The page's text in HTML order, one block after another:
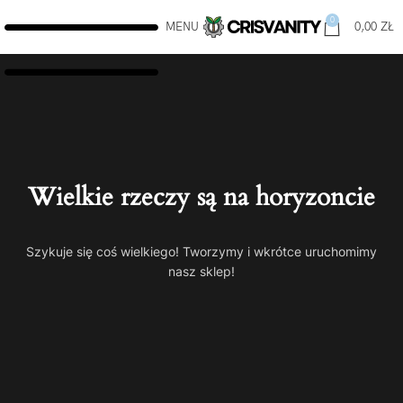
MENU 0 0,00 ZŁ
Wielkie rzeczy są na horyzoncie
Szykuje się coś wielkiego! Tworzymy i wkrótce uruchomimy
nasz sklep!